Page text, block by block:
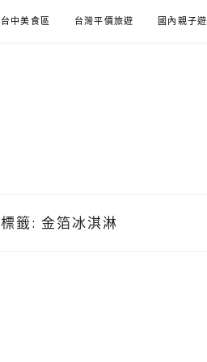
台中美食區 台灣平價旅遊 國內親子遊
標籤: 金箔冰淇淋